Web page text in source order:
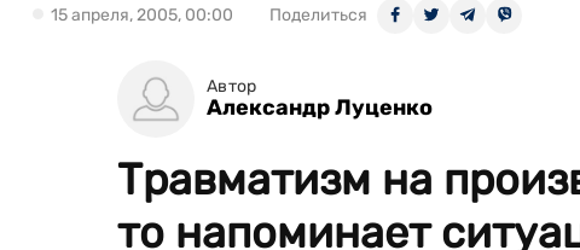
15 апреля, 2005, 00:00 Поделиться
Автор
Александр Луценко
Травматизм на
то напоминает